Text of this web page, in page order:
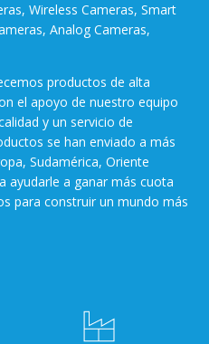
Wireless Cameras, Smart
Analog Cameras,
productos de alta
el apoyo de nuestro equipo
y un servicio de
se han enviado a más
Sudamérica, Oriente
ayudarle a ganar más cuota
para construir un mundo más